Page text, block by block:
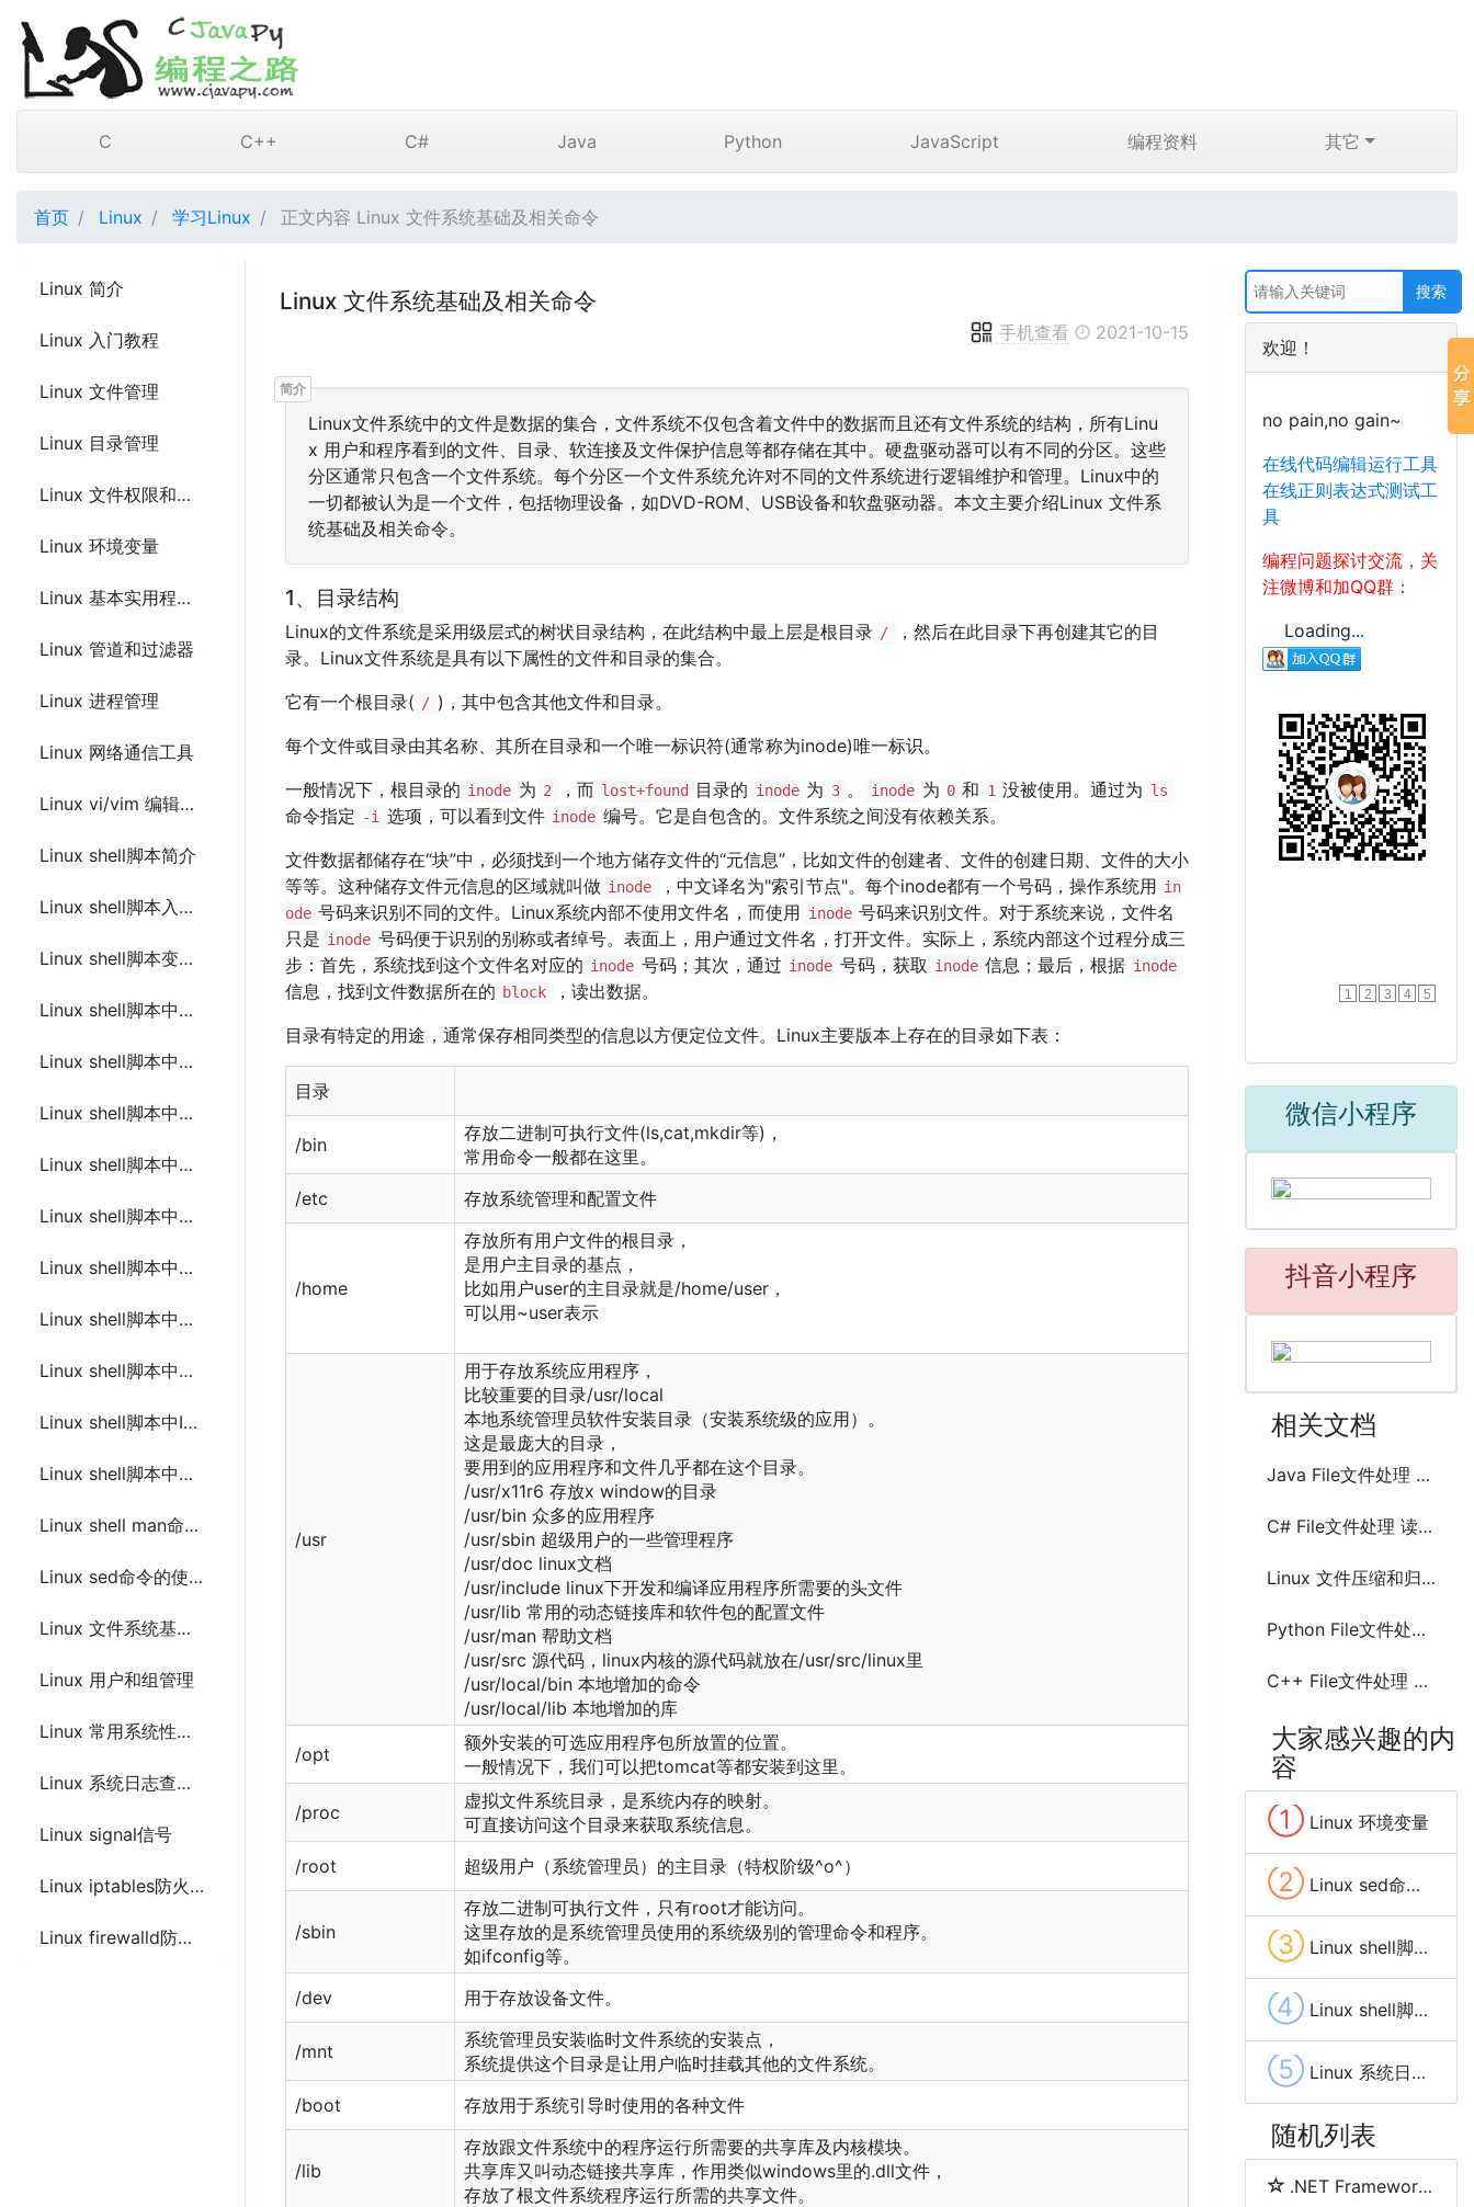
C C++ C# Java Python JavaScript 编程资料 其它
首页 Linux 学习Linux 正文内容 Linux 文件系统基础及相关命令
Linux 简介
Linux 入门教程
Linux 文件管理
Linux 目录管理
Linux 文件权限和访问模式(Read、Write、Execute)
Linux 环境变量
Linux 基本实用程序(打印文件，email发送邮件)
Linux 管道和过滤器
Linux 进程管理
Linux 网络通信工具
Linux vi/vim 编辑器教程
Linux shell脚本简介
Linux shell脚本入门教程
Linux shell脚本变量的使用
Linux shell脚本中特殊变量
Linux shell脚本中的数组
Linux shell脚本中的操作符
Linux shell脚本中的条件语句
Linux shell脚本中循环(while、for、until、select)
Linux shell脚本中循环控制(break、continue)
Linux shell脚本中字符串替换
Linux shell脚本中字符串引用
Linux shell脚本中IO重定向(输入/输出重定向)
Linux shell脚本中的函数
Linux shell man命令查看帮助文档
Linux sed命令的使用及正则表达式
Linux 文件系统基础及相关命令
Linux 用户和组管理
Linux 常用系统性能查看分析工具
Linux 系统日志查看分析(Rsyslog)
Linux signal信号
Linux iptables防火墙的使用配置
Linux firewalld防火墙的使用配置
Linux 文件系统基础及相关命令
手机查看 2021-10-15
Linux文件系统中的文件是数据的集合，文件系统不仅包含着文件中的数据而且还有文件系统的结构，所有Linu
x 用户和程序看到的文件、目录、软连接及文件保护信息等都存储在其中。硬盘驱动器可以有不同的分区。这些
分区通常只包含一个文件系统。每个分区一个文件系统允许对不同的文件系统进行逻辑维护和管理。Linux中的
一切都被认为是一个文件，包括物理设备，如DVD-ROM、USB设备和软盘驱动器。本文主要介绍Linux 文件系
统基础及相关命令。
1、目录结构
Linux的文件系统是采用级层式的树状目录结构，在此结构中最上层是根目录 /
，然后在此目录下再创建其它的目
录。Linux文件系统是具有以下属性的文件和目录的集合。
它有一个根目录( / )，其中包含其他文件和目录。
每个文件或目录由其名称、其所在目录和一个唯一标识符(通常称为inode)唯一标识。
一般情况下，根目录的 inode 为 2 ，而 lost+found 目录的 inode 为 3 。 inode 为 0 和 1 没被使用。通过为 ls
命令指定 -i 选项，可以看到文件 inode 编号。它是自包含的。文件系统之间没有依赖关系。
文件数据都储存在“块”中，必须找到一个地方储存文件的“元信息”，比如文件的创建者、文件的创建日期、文件的大小
等等。这种储存文件元信息的区域就叫做 inode ，中文译名为"索引节点"。每个inode都有一个号码，操作系统用 in
ode 号码来识别不同的文件。Linux系统内部不使用文件名，而使用 inode 号码来识别文件。对于系统来说，文件名
只是 inode 号码便于识别的别称或者绰号。表面上，用户通过文件名，打开文件。实际上，系统内部这个过程分成三
步：首先，系统找到这个文件名对应的 inode 号码；其次，通过 inode 号码，获取 inode 信息；最后，根据 inode
信息，找到文件数据所在的 block
，读出数据。
目录有特定的用途，通常保存相同类型的信息以方便定位文件。Linux主要版本上存在的目录如下表：
目录
/bin
存放二进制可执行文件(ls,cat,mkdir等)，
常用命令一般都在这里。
/etc
存放系统管理和配置文件
/home
存放所有用户文件的根目录，
是用户主目录的基点，
比如用户user的主目录就是/home/user，
可以用~user表示
/usr
用于存放系统应用程序，
比较重要的目录/usr/local
本地系统管理员软件安装目录（安装系统级的应用）。
这是最庞大的目录，
要用到的应用程序和文件几乎都在这个目录。
/usr/x11r6 存放x window的目录
/usr/bin 众多的应用程序
/usr/sbin 超级用户的一些管理程序
/usr/doc linux文档
/usr/include linux下开发和编译应用程序所需要的头文件
/usr/lib 常用的动态链接库和软件包的配置文件
/usr/man 帮助文档
/usr/src 源代码，linux内核的源代码就放在/usr/src/linux里
/usr/local/bin 本地增加的命令
/usr/local/lib 本地增加的库
/opt
额外安装的可选应用程序包所放置的位置。
一般情况下，我们可以把tomcat等都安装到这里。
/proc
虚拟文件系统目录，是系统内存的映射。
可直接访问这个目录来获取系统信息。
/root
超级用户（系统管理员）的主目录（特权阶级^o^）
/sbin
存放二进制可执行文件，只有root才能访问。
这里存放的是系统管理员使用的系统级别的管理命令和程序。
如ifconfig等。
/dev
用于存放设备文件。
/mnt
系统管理员安装临时文件系统的安装点，
系统提供这个目录是让用户临时挂载其他的文件系统。
/boot
存放用于系统引导时使用的各种文件
/lib
存放跟文件系统中的程序运行所需要的共享库及内核模块。
共享库又叫动态链接共享库，作用类似windows里的.dll文件，
存放了根文件系统程序运行所需的共享文件。
欢迎！
no pain,no gain~
在线代码编辑运行工具
在线正则表达式测试工
具
编程问题探讨交流，关
注微博和加QQ群：
Loading...
1 2 3 4 5
微信小程序
抖音小程序
相关文档
Java File文件处理 读文件
C# File文件处理 读文件
Linux 文件压缩和归档命令(command)总结
Python File文件处理 删除文件(remove)
C++ File文件处理 读文件
大家感兴趣的内
容
① Linux 环境变量
② Linux sed命令的使用及正则表达式
③ Linux shell脚本中字符串替换
④ Linux shell脚本中循环(while、for、until、select)
⑤ Linux 系统日志查看分析(Rsyslog)
随机列表
.NET Framework、.NET Core、.NET 5、.NET 6和.NET 7 简介及区别